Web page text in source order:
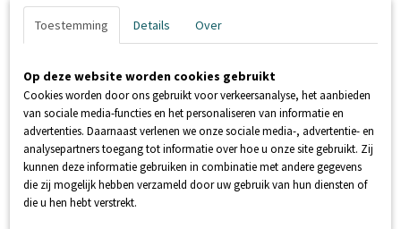
Inloggen Registreren
UW WINKELWAGEN
Toestemming Details Over
Op deze website worden cookies gebruikt
Cookies worden door ons gebruikt voor verkeersanalyse, het aanbieden
van sociale media-functies en het personaliseren van informatie en
advertenties. Daarnaast verlenen we onze sociale media-, advertentie- en
analysepartners toegang tot informatie over hoe u onze site gebruikt. Zij
kunnen deze informatie gebruiken in combinatie met andere gegevens
die zij mogelijk hebben verzameld door uw gebruik van hun diensten of
die u hen hebt verstrekt.